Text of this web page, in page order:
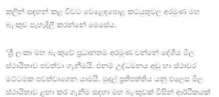
කලින් සඳහන් කළ විවට වෙළෙඳපොළ කටයුතුවල අරමුණ මහ
බැංකුව පැහැදිලි කරන්නේ මෙසේය.
‘ශ්‍රී ලංකා මහ බැංකුවේ ප්‍රධානතම අරමුණ වන්නේ දේශීය මිල
ස්ථායිතාව පවත්වා ගැනීමයි. එනම් උද්ධමනය අඩු හා ස්ථාවර
මට්ටමක පවත්වාගෙන යාමයි. මුදල් ප්‍රතිපත්තිය යනු එලෙස මිල
ස්ථායිතාව ළඟා කර ගැනීම සඳහා මහ බැංකුවක් විසින් ආර්ථිකයක්